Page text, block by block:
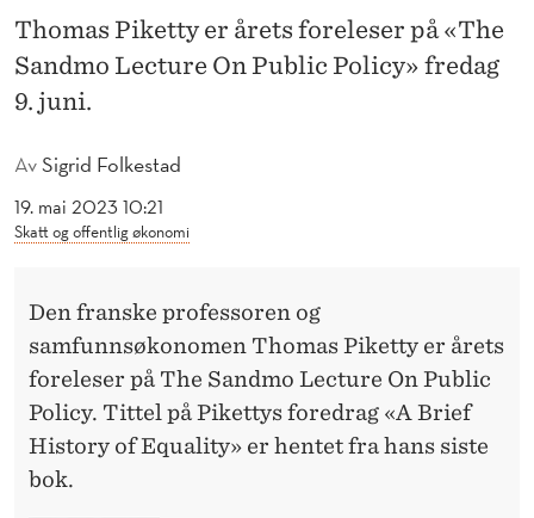
R
Å
R
T
S
AvSigrid Folkestad
19. mai 2023 10:21
Skatt og offentlig økonomi
Thomas Piketty er årets foreleser på «The
Sandmo Lecture On Public Policy» fredag
9. juni.
Den franske professoren og
samfunnsøkonomen Thomas Piketty er årets
foreleser på The Sandmo Lecture On Public
Policy. Tittel på Pikettys foredrag «A Brief
History of Equality» er hentet fra hans siste
bok.